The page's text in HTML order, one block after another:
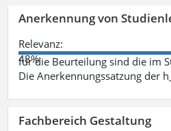
Anerkennung von
Relevanz:
48%
für die Beurteilung sind die im
Die Anerkennungssatzung der
Fachbereich Gestaltung